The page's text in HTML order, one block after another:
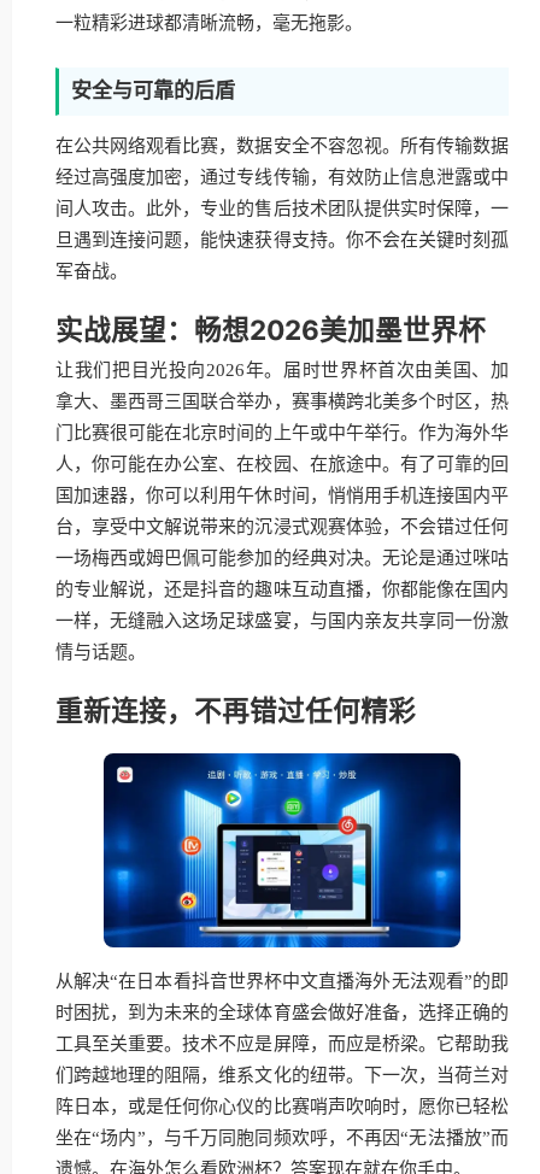
一粒精彩进球都清晰流畅，毫无拖影。
安全与可靠的后盾
在公共网络观看比赛，数据安全不容忽视。所有传输数据
经过高强度加密，通过专线传输，有效防止信息泄露或中
间人攻击。此外，专业的售后技术团队提供实时保障，一
旦遇到连接问题，能快速获得支持。你不会在关键时刻孤
军奋战。
实战展望：畅想2026美加墨世界杯
让我们把目光投向2026年。届时世界杯首次由美国、加
拿大、墨西哥三国联合举办，赛事横跨北美多个时区，热
门比赛很可能在北京时间的上午或中午举行。作为海外华
人，你可能在办公室、在校园、在旅途中。有了可靠的回
国加速器，你可以利用午休时间，悄悄用手机连接国内平
台，享受中文解说带来的沉浸式观赛体验，不会错过任何
一场梅西或姆巴佩可能参加的经典对决。无论是通过咪咕
的专业解说，还是抖音的趣味互动直播，你都能像在国内
一样，无缝融入这场足球盛宴，与国内亲友共享同一份激
情与话题。
重新连接，不再错过任何精彩
从解决“在日本看抖音世界杯中文直播海外无法观看”的即
时困扰，到为未来的全球体育盛会做好准备，选择正确的
工具至关重要。技术不应是屏障，而应是桥梁。它帮助我
们跨越地理的阻隔，维系文化的纽带。下一次，当荷兰对
阵日本，或是任何你心仪的比赛哨声吹响时，愿你已轻松
坐在“场内”，与千万同胞同频欢呼，不再因“无法播放”而
遗憾。在海外怎么看欧洲杯？答案现在就在你手中。